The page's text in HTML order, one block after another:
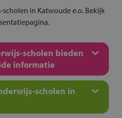
in Katwoude e.o. Bekijk
scholen bieden
informatie
scholen in